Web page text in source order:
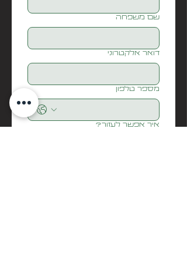
שם משפחה
דואר אלקטרוני
מספר טלפון
איך אפשר לעזור?